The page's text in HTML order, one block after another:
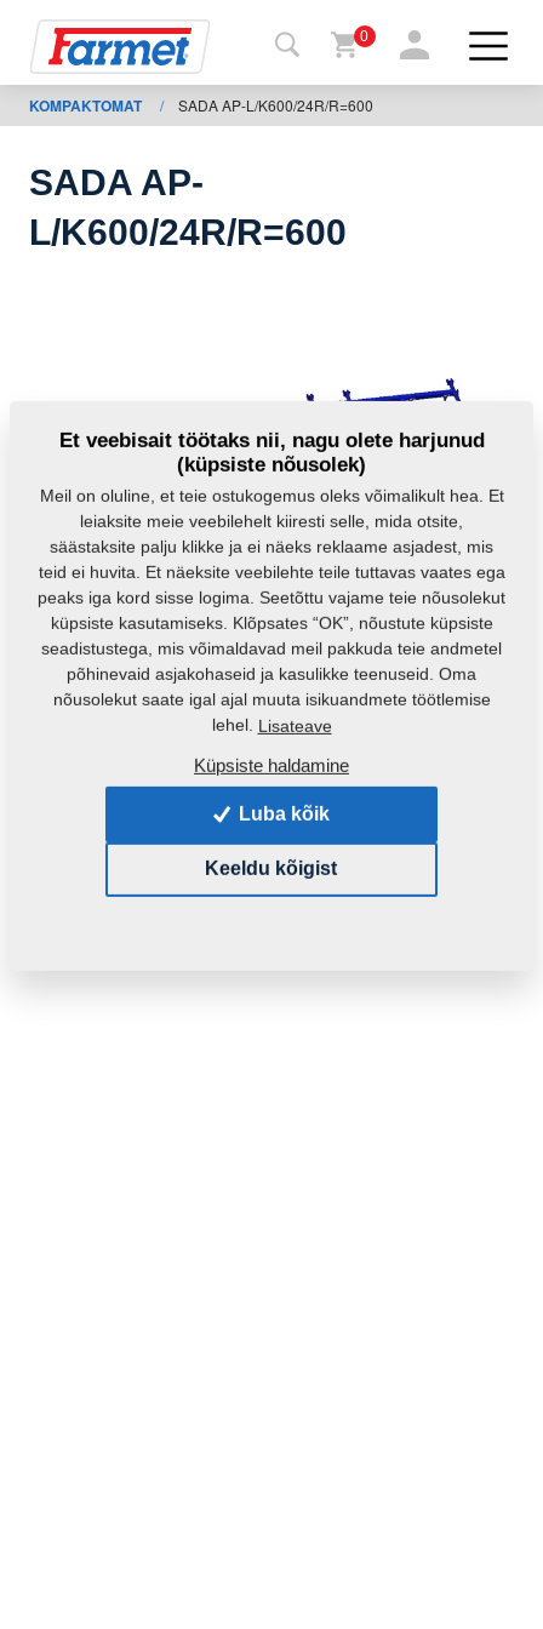
Farmeti
pood
0
KOMPAKTOMAT / SADA AP-L/K600/24R/R=600
SADA AP-
L/K600/24R/R=600
VZ00042036P1
See varuosa sobib ka järgmistele masinatele:
Et veebisait töötaks nii, nagu olete harjunud
(küpsiste nõusolek)
Meil on oluline, et teie ostukogemus oleks võimalikult hea. Et
leiaksite meie veebilehelt kiiresti selle, mida otsite,
säästaksite palju klikke ja ei näeks reklaame asjadest, mis
teid ei huvita. Et näeksite veebilehte teile tuttavas vaates ega
peaks iga kord sisse logima. Seetõttu vajame teie nõusolekut
küpsiste kasutamiseks. Klõpsates “OK”, nõustute küpsiste
seadistustega, mis võimaldavad meil pakkuda teie andmetel
põhinevaid asjakohaseid ja kasulikke teenuseid. Oma
nõusolekut saate igal ajal muuta isikuandmete töötlemise
lehel. Lisateave
Küpsiste haldamine
Luba kõik
Keeldu kõigist